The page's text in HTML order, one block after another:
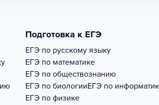
Подготовка к ЕГЭ
ЕГЭ по русскому языку
ЕГЭ по математике
ЕГЭ по обществознанию
ЕГЭ по биологииЕГЭ по
ЕГЭ по физике